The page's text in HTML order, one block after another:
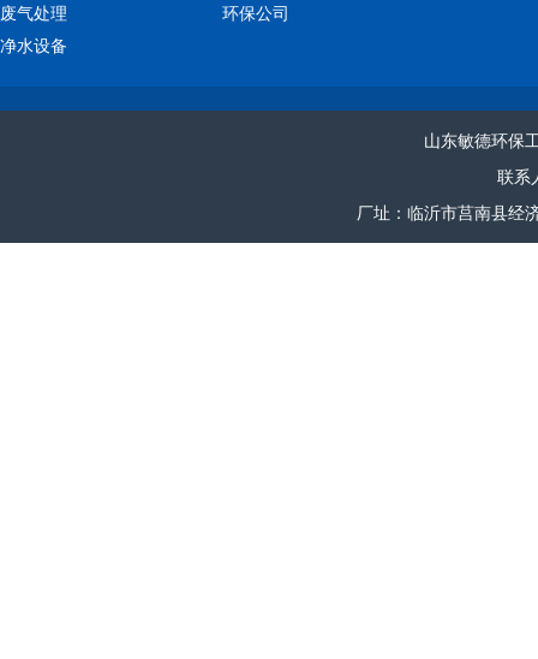
废气处理
净水设备
环保公司
山东敏德环保
联系
厂址：临沂市莒南县经